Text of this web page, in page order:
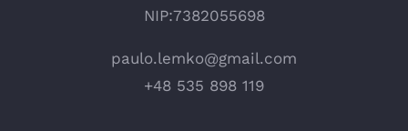
NIP:7382055698
paulo.lemko@gmail.com
+48 535 898 119